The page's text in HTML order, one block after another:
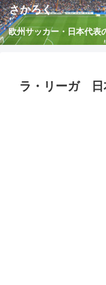
さかろく
欧州サッカー・日本代表
ラ・リーガ 日